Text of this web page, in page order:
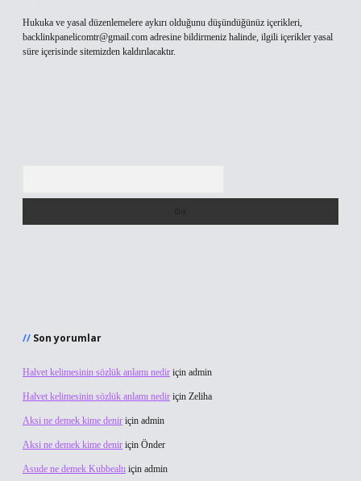
Hukuka ve yasal düzenlemelere aykırı olduğunu düşündüğünüz içerikleri,
backlinkpanelicomtr@gmail.com adresine bildirmeniz halinde, ilgili içerikler yasal
süre içerisinde sitemizden kaldırılacaktır.
Son yorumlar
Halvet kelimesinin sözlük anlamı nedir için admin
Halvet kelimesinin sözlük anlamı nedir için Zeliha
Aksi ne demek kime denir için admin
Aksi ne demek kime denir için Önder
Asude ne demek Kubbealtı için admin